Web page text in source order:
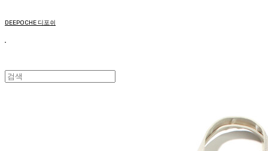
DEEPOCHE 디포쉬